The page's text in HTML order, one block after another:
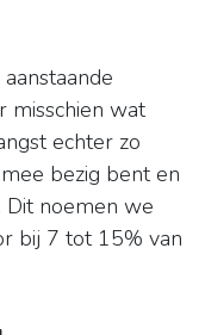
misschien wat
echter zo
bezig bent en
noemen we
bij 7 tot 15% van